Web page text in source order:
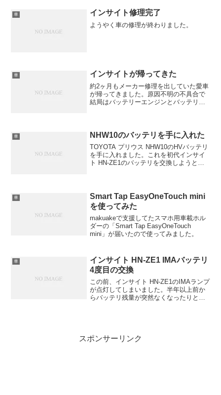
車 インサイト修理完了
ようやく車の修理が終わりました。
車 インサイトが帰ってきた
約2ヶ月もメーカー修理を出していた愛車
が帰ってきました。原因不明の不具合で
結局はバッテリーエンジンとバッテリー
がありましてそこが一部...
車 NHW10のバッテリを手に入れた
TOYOTA プリウス NHW10のHVバッテリ
を手に入れました。これを初代インサイ
ト HN-ZE1のバッテリを交換しようと思
車
Smart Tap EasyOneTouch mini
を使ってみた
makuakeで支援してたスマホ用車載ホル
ダーの「Smart Tap EasyOneTouch
mini」が届いたので使ってみました。
車
インサイト HN-ZE1 IMAバッテリ
4度目の交換
この前、インサイト HN-ZE1のIMAランプ
が点灯してしまいました。半年以上前か
らバッテリ残量が突然なくなったりと繰
スポンサーリンク